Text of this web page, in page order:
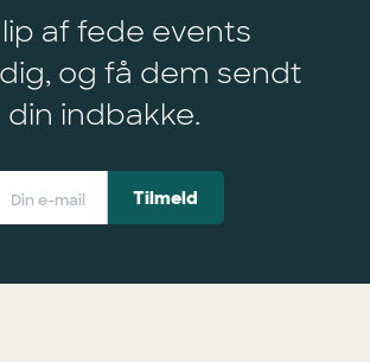
af fede events
og få dem sendt
indbakke.